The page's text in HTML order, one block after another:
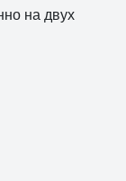
на двух